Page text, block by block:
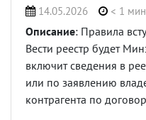
14.05.2026 < 1
Описание: Правила
Вести реестр будет
включит сведения в
или по заявлению
контрагента по